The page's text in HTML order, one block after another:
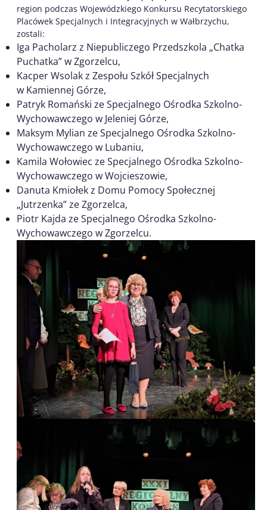
region podczas Wojewódzkiego Konkursu Recytatorskiego
Placówek Specjalnych i Integracyjnych w Wałbrzychu,
zostali:
Iga Pacholarz z Niepubliczego Przedszkola „Chatka
Puchatka” w Zgorzelcu,
Kacper Wsolak z Zespołu Szkół Specjalnych
w Kamiennej Górze,
Patryk Romański ze Specjalnego Ośrodka Szkolno-
Wychowawczego w Jeleniej Górze,
Maksym Mylian ze Specjalnego Ośrodka Szkolno-
Wychowawczego w Lubaniu,
Kamila Wołowiec ze Specjalnego Ośrodka Szkolno-
Wychowawczego w Wojcieszowie,
Danuta Kmiołek z Domu Pomocy Społecznej
„Jutrzenka” ze Zgorzelca,
Piotr Kajda ze Specjalnego Ośrodka Szkolno-
Wychowawczego w Zgorzelcu.